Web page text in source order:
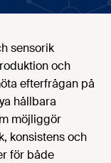
sensorik
och
efterfrågan på
hållbara
möjliggör
konsistens och
för både